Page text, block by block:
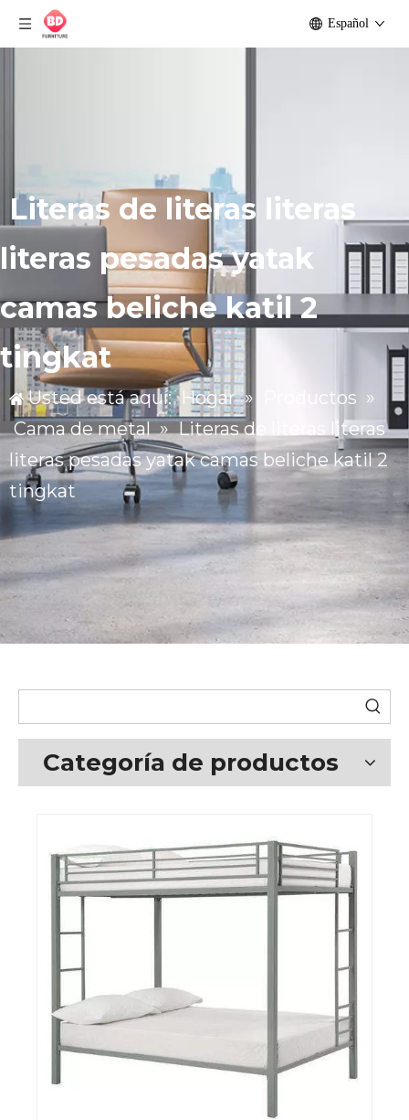
Español
Literas de literas literas
literas pesadas yatak
camas beliche katil 2
tingkat
Usted está aquí: Hogar » Productos »
Cama de metal » Literas de literas literas
literas pesadas yatak camas beliche katil 2
tingkat
Categoría de productos